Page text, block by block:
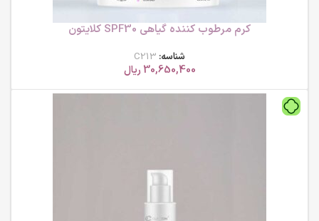
کرم مرطوب کننده گیاهی SPF30 کلایتون
شناسه: C213
30,650,400 ریال